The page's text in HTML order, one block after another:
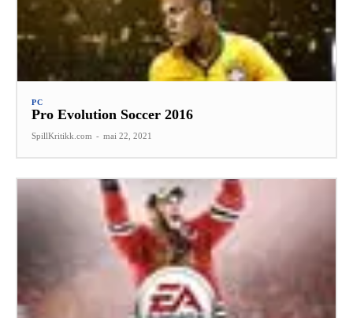
PC
Pro Evolution Soccer 2016
SpillKritikk.com - mai 22, 2021